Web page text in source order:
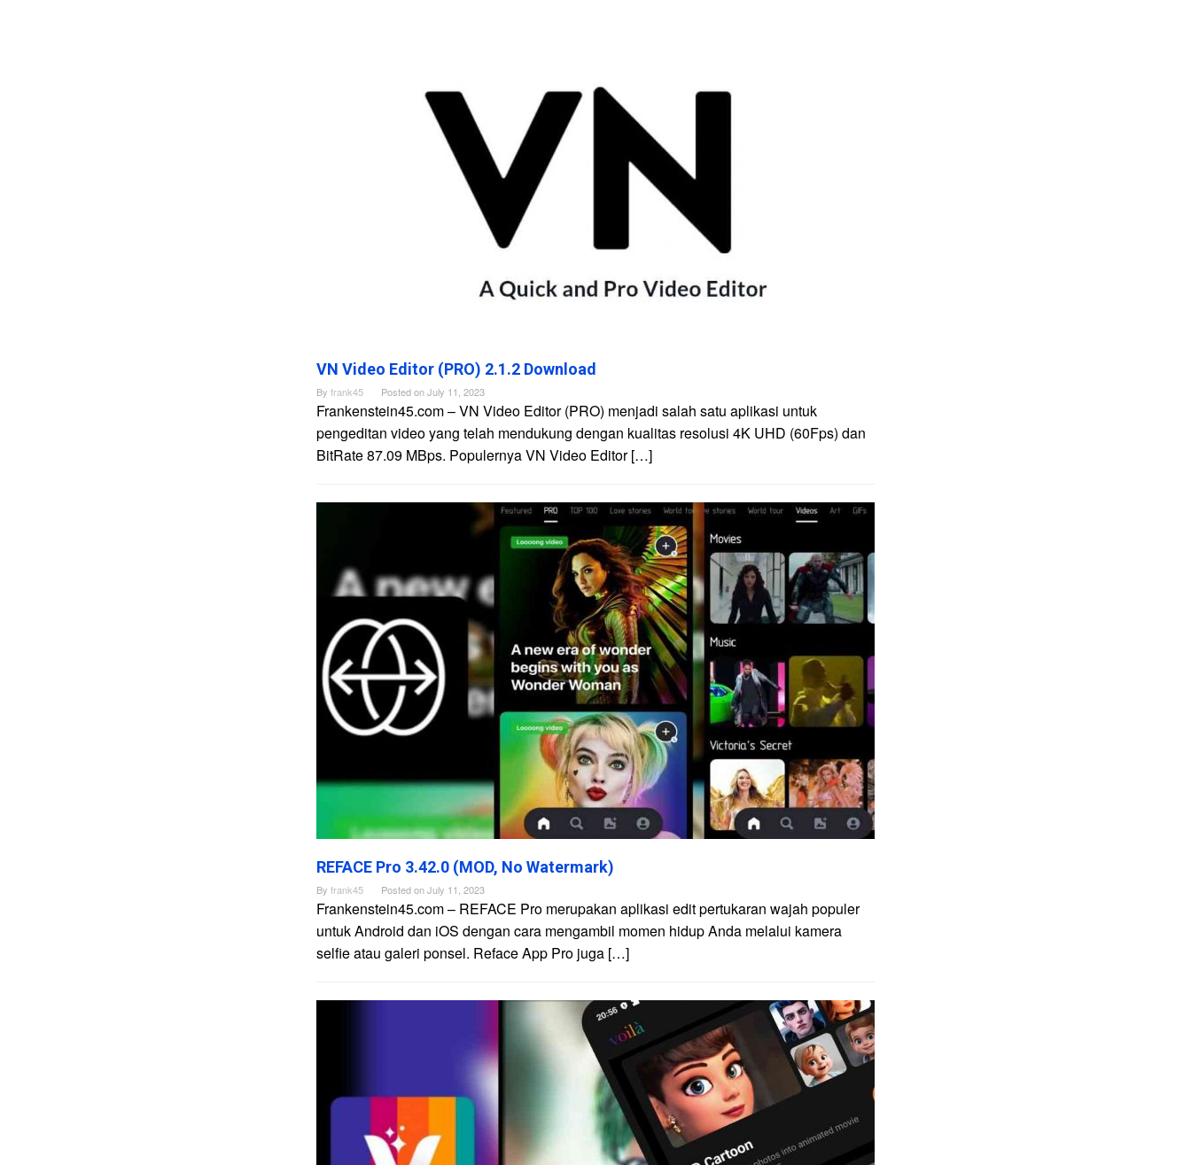
VN Video Editor (PRO) 2.1.2 Download
By frank45 Posted onJuly 11, 2023
Frankenstein45.com – VN Video Editor (PRO) menjadi salah satu aplikasi untuk
pengeditan video yang telah mendukung dengan kualitas resolusi 4K UHD (60Fps) dan
BitRate 87.09 MBps. Populernya VN Video Editor […]
REFACE Pro 3.42.0 (MOD, No Watermark)
By frank45 Posted onJuly 11, 2023
Frankenstein45.com – REFACE Pro merupakan aplikasi edit pertukaran wajah populer
untuk Android dan iOS dengan cara mengambil momen hidup Anda melalui kamera
selfie atau galeri ponsel. Reface App Pro juga […]